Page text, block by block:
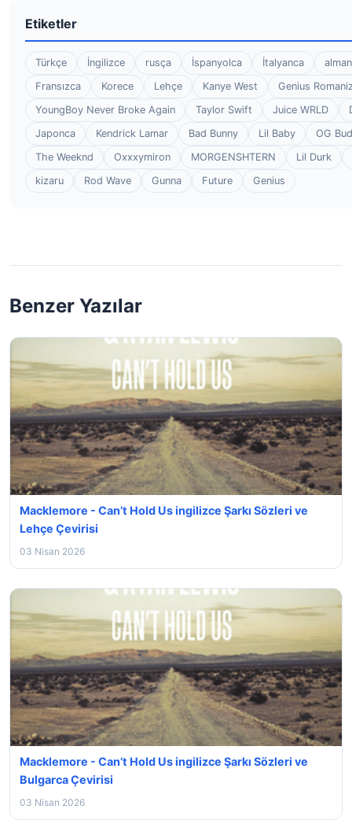
Etiketler
Türkçe İngilizce rusça İspanyolca İtalyanca
Fransızca
Korece Lehçe Kanye West
Genius
YoungBoy Never Broke Again
Taylor Swift Juice WRLD
Japonca
Kendrick Lamar Bad Bunny Lil Baby
OG
The Weeknd
Oxxxymiron MORGENSHTERN
Lil Durk
kizaru
Rod Wave Gunna Future Genius
Benzer Yazılar
Macklemore - Can’t Hold Us ingilizce Şarkı Sözleri ve
Lehçe Çevirisi
03 Nisan 2026
Macklemore - Can’t Hold Us ingilizce Şarkı Sözleri ve
Bulgarca Çevirisi
03 Nisan 2026